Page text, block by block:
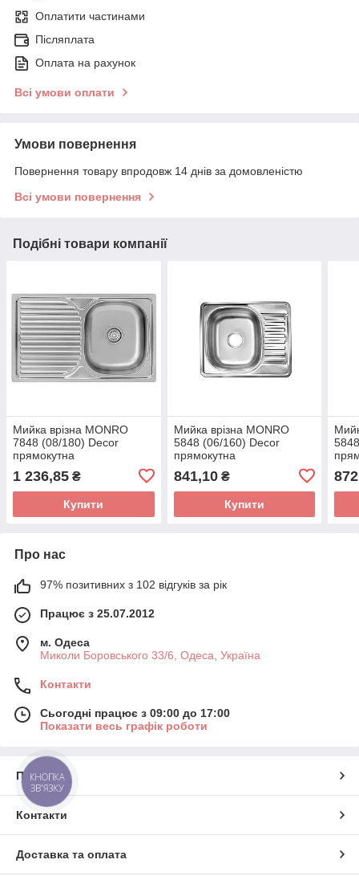
Оплатити частинами
Післяплата
Оплата на рахунок
Всі умови оплати
Умови повернення
Повернення товару впродовж 14 днів за домовленістю
Всі умови повернення
Подібні товари компанії
Мийка врізна MONRO
7848 (08/180) Decor
прямокутна
1 236,85 ₴
Купити
Мийка врізна MONRO
5848 (06/160) Decor
прямокутна
841,10₴
Купити
Про нас
97% позитивних з 102 відгуків за рік
Працює з 25.07.2012
м. Одеса
Миколи Боровського 33/6, Одеса, Україна
Контакти
Сьогодні працює з 09:00 до 17:00
Показати весь графік роботи
Про нас
Контакти
Доставка та оплата
КНОПКА
ЗВ'ЯЗКУ